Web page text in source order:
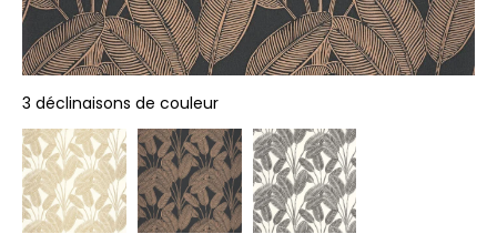
3 déclinaisons de couleur